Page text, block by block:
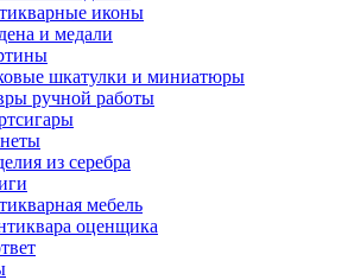
иконы
и медали
шкатулки и миниатюры
ручной работы
из серебра
мебель
оценщика